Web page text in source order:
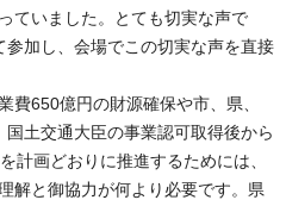
ていました。とても切実な声で
加し、会場でこの切実な声を直接
費650億円の財源確保や市、県、
土交通大臣の事業認可取得後から
計画どおりに推進するためには、
解と御協力が何より必要です。県